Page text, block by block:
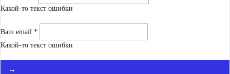
Какой-то текст ошибки
Ваш email *
Какой-то текст ошибки
→